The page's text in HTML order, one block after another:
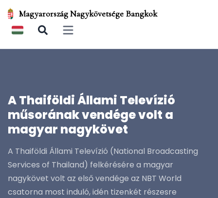
Magyarország Nagykövetsége Bangkok
Open main menu
A Thaiföldi Állami Televízió
műsorának vendége volt a
magyar nagykövet
A Thaiföldi Állami Televízió (National Broadcasting
Services of Thailand) felkérésére a magyar
nagykövet volt az első vendége az NBT World
csatorna most induló, idén tizenkét részesre